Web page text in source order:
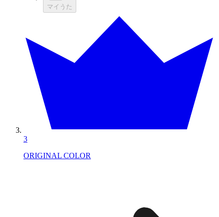
マイうた
3
ORIGINAL COLOR